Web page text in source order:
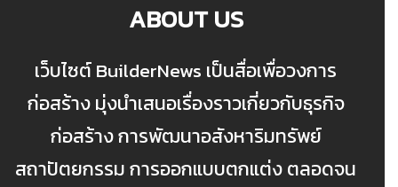
ABOUT US
เว็บไซต์ BuilderNews เป็นสื่อเพื่อวงการ
ก่อสร้าง มุ่งนำเสนอเรื่องราวเกี่ยวกับธุรกิจ
ก่อสร้าง การพัฒนาอสังหาริมทรัพย์
สถาปัตยกรรม การออกแบบตกแต่ง ตลอดจน